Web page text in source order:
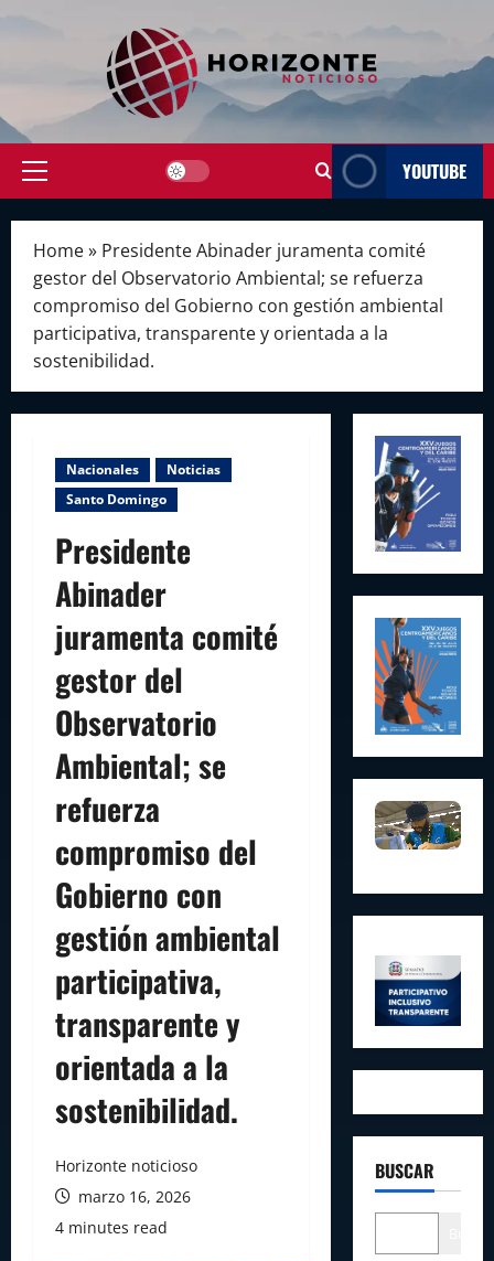
Primary
YOUTUBE
Home» Presidente Abinader juramenta comité
gestor del Observatorio Ambiental; se refuerza
compromiso del Gobierno con gestión ambiental
participativa, transparente y orientada a la
sostenibilidad.
Nacionales
Noticias
Santo Domingo
Presidente
Abinader
juramenta comité
gestor del
Observatorio
Ambiental; se
refuerza
compromiso del
Gobierno con
gestión ambiental
participativa,
transparente y
orientada a la
sostenibilidad.
Horizonte noticioso
marzo 16, 2026
4 minutes read
BUSCAR